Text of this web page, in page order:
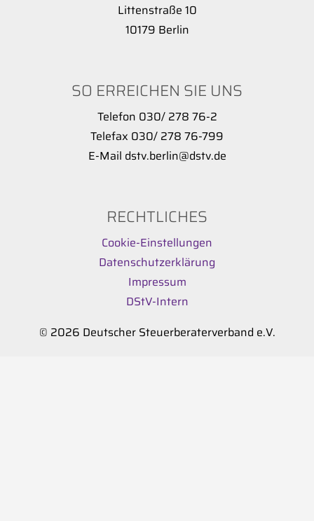
Littenstraße 10
10179 Berlin
SO ERREICHEN SIE UNS
Telefon 030/ 278 76-2
Telefax 030/ 278 76-799
E-Mail dstv.berlin@dstv.de
RECHTLICHES
Cookie-Einstellungen
Datenschutzerklärung
Impressum
DStV-Intern
© 2026 Deutscher Steuerberaterverband e.V.